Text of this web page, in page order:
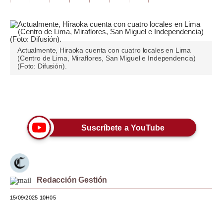
Pregunta de hoy
Blogs
Tendencias
Moda
Mundo
EEUU
Actualmente, Hiraoka cuenta con cuatro locales en Lima
(Centro de Lima, Miraflores, San Miguel e Independencia)
(Foto: Difusión).
Suscríbete a YouTube
Redacción Gestión
15/09/2025 10H05